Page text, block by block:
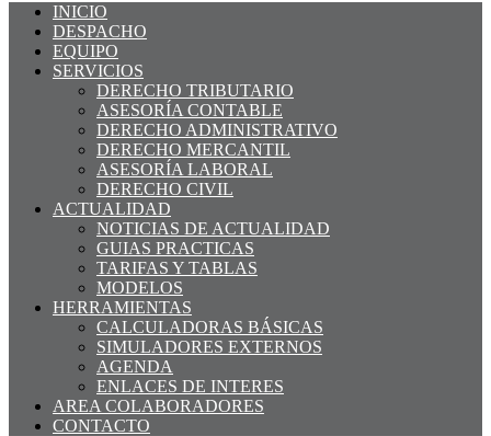
INICIO
DESPACHO
EQUIPO
SERVICIOS
DERECHO TRIBUTARIO
ASESORÍA CONTABLE
DERECHO ADMINISTRATIVO
DERECHO MERCANTIL
ASESORÍA LABORAL
DERECHO CIVIL
ACTUALIDAD
NOTICIAS DE ACTUALIDAD
GUIAS PRACTICAS
TARIFAS Y TABLAS
MODELOS
HERRAMIENTAS
CALCULADORAS BÁSICAS
SIMULADORES EXTERNOS
AGENDA
ENLACES DE INTERES
AREA COLABORADORES
CONTACTO